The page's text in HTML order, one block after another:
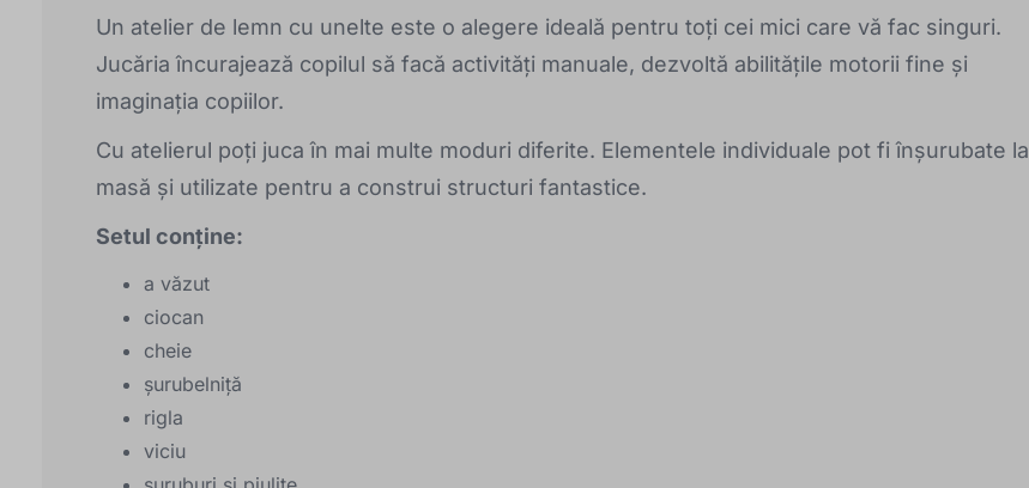
Un atelier de lemn cu unelte este o alegere ideală pentru toți cei mici care vă fac singuri.
Jucăria încurajează copilul să facă activități manuale, dezvoltă abilitățile motorii fine și
imaginația copiilor.
Cu atelierul poți juca în mai multe moduri diferite. Elementele individuale pot fi înșurubate la
masă și utilizate pentru a construi structuri fantastice.
Setul conține:
a văzut
ciocan
cheie
şurubelniţă
rigla
viciu